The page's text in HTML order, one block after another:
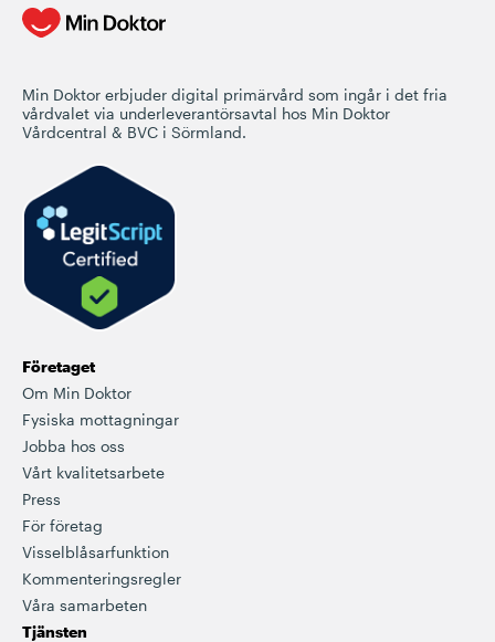
Min Doktor erbjuder digital primärvård som ingår i det fria
vårdvalet via underleverantörsavtal hos Min Doktor
Vårdcentral & BVC i Sörmland.
Företaget
Om Min Doktor
Fysiska mottagningar
Jobba hos oss
Vårt kvalitetsarbete
Press
För företag
Visselblåsarfunktion
Kommenteringsregler
Våra samarbeten
Tjänsten